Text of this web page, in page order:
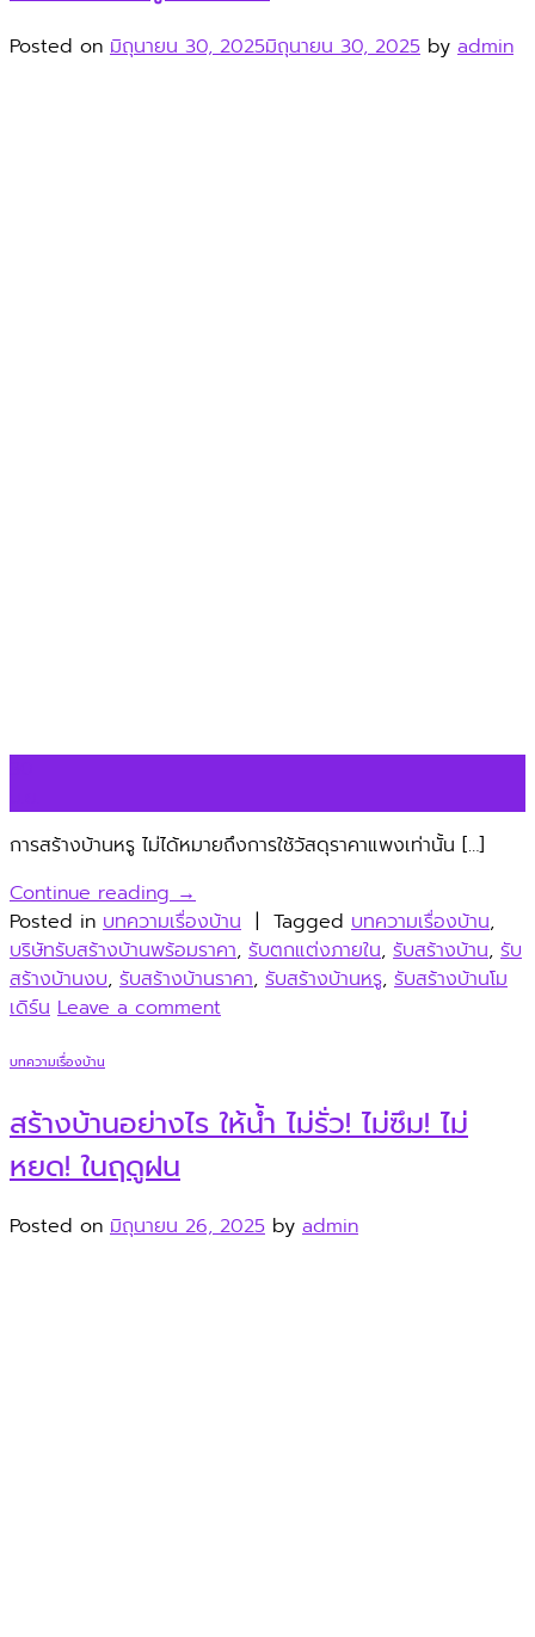
Posted on มิถุนายน 30, 2025มิถุนายน 30, 2025 by admin
การสร้างบ้านหรู ไม่ได้หมายถึงการใช้วัสดุราคาแพงเท่านั้น […]
Continue reading→
Posted in บทความเรื่องบ้าน | Tagged บทความเรื่องบ้าน,
บริษัทรับสร้างบ้านพร้อมราคา, รับตกแต่งภายใน, รับสร้างบ้าน, รับ
สร้างบ้านงบ, รับสร้างบ้านราคา, รับสร้างบ้านหรู, รับสร้างบ้านโม
เดิร์น Leave a comment
บทความเรื่องบ้าน
สร้างบ้านอย่างไร ให้น้ำ ไม่รั่ว! ไม่ซึม! ไม่
หยด! ในฤดูฝน
Posted on มิถุนายน 26, 2025 by admin